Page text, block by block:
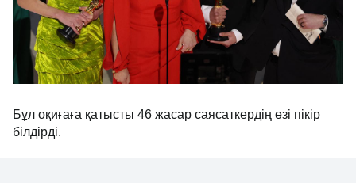
Бұл оқиғаға қатысты 46 жасар саясаткердің өзі пікір
білдірді.